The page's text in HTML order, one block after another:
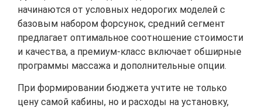
начинаются от условных недорогих моделей с
базовым набором форсунок, средний сегмент
предлагает оптимальное соотношение стоимости
и качества, а премиум-класс включает обширные
программы массажа и дополнительные опции.
При формировании бюджета учтите не только
цену самой кабины, но и расходы на установку,